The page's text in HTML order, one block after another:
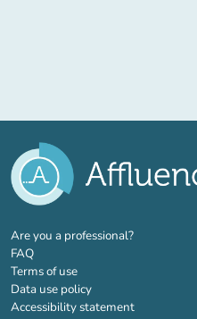
Are you a professional?(new tab)
FAQ
Terms of use
Data use policy
Accessibility statement